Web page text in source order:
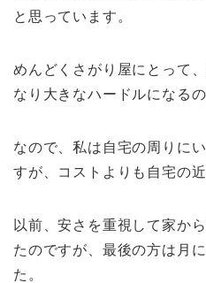
と思っています。
めんどくさがり屋にとって
なり大きなハードルになる
なので、私は自宅の周りに
すが、コストよりも自宅の
以前、安さを重視して家か
たのですが、最後の方は月
た。